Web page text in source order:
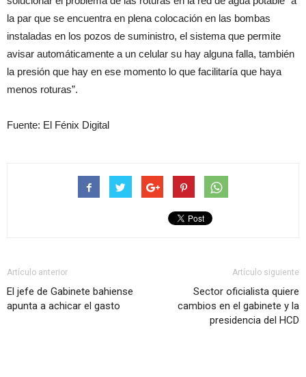
la par que se encuentra en plena colocación en las bombas
instaladas en los pozos de suministro, el sistema que permite
avisar automáticamente a un celular su hay alguna falla, también
la presión que hay en ese momento lo que facilitaría que haya
menos roturas”.
Fuente: El Fénix Digital
Artículo anterior
El jefe de Gabinete bahiense
apunta a achicar el gasto
Artículo siguiente
Sector oficialista quiere
cambios en el gabinete y la
presidencia del HCD